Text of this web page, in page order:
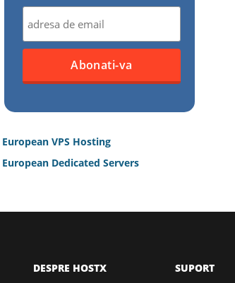
European VPS Hosting
European Dedicated Servers
DESPRE HOSTX SUPORT